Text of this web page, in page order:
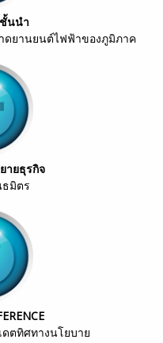
นนำ
ดยานยนต์ไฟฟ้าของภูมิภาค
ายธุรกิจ
มิตร
ตทิศทางนโยบาย